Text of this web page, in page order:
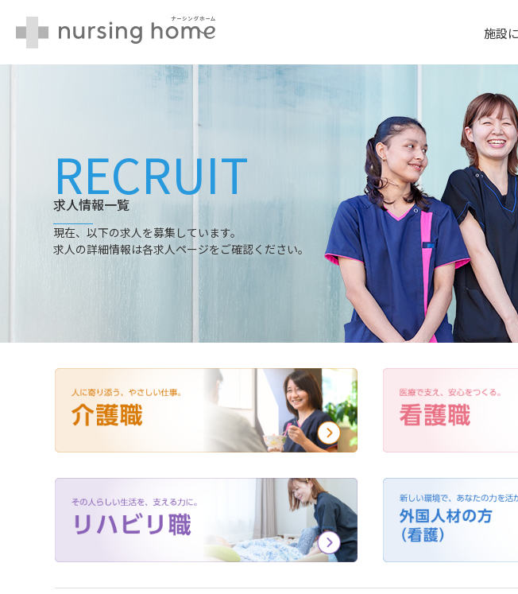
content 施設
採用情報TOP
求人一覧
施設について
職種紹介
看護職の
介護職の仕
リハビリ
スタッフの声
よくある質問
RECRUIT
求人情報一覧
現在、以下の求人を募集しています。
求人の詳細情報は各求人ページをご確認ください。